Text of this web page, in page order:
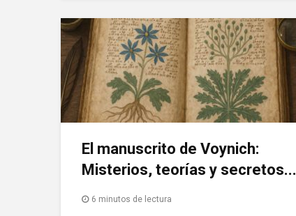
El manuscrito de Voynich:
Misterios, teorías y secretos...
6 minutos de lectura